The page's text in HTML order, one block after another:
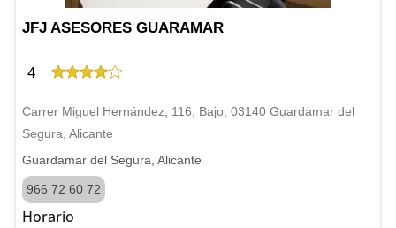
JFJ ASESORES GUARAMAR
4
Carrer Miguel Hernández, 116, Bajo, 03140 Guardamar del
Segura, Alicante
Guardamar del Segura, Alicante
966 72 60 72
Horario